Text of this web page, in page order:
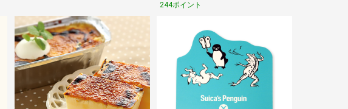
244ポイント